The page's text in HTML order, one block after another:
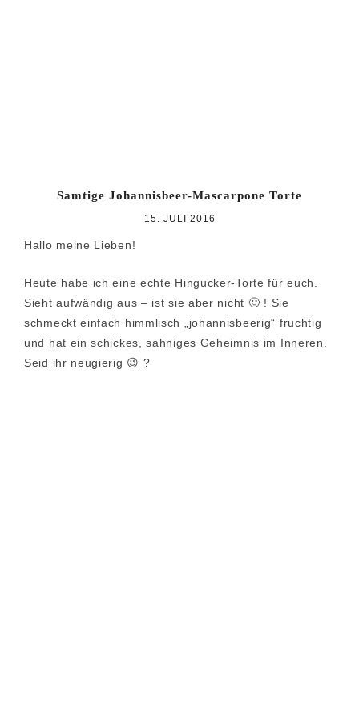
Samtige Johannisbeer-Mascarpone Torte
15. JULI 2016
Hallo meine Lieben!
Heute habe ich eine echte Hingucker-Torte für euch.
Sieht aufwändig aus – ist sie aber nicht 🙂 ! Sie
schmeckt einfach himmlisch „johannisbeerig“ fruchtig
und hat ein schickes, sahniges Geheimnis im Inneren.
Seid ihr neugierig 😉 ?